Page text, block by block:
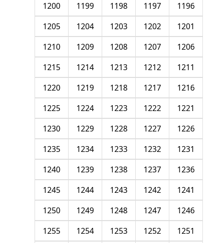
1196
1197
1198
1199
1200
1201
1202
1203
1204
1205
1206
1207
1208
1209
1210
1211
1212
1213
1214
1215
1216
1217
1218
1219
1220
1221
1222
1223
1224
1225
1226
1227
1228
1229
1230
1231
1232
1233
1234
1235
1236
1237
1238
1239
1240
1241
1242
1243
1244
1245
1246
1247
1248
1249
1250
1251
1252
1253
1254
1255